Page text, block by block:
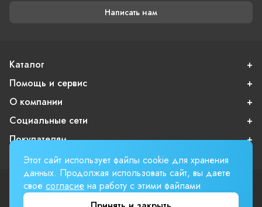
Написать нам
Каталог
Помощь и сервис
О компании
Социальные сети
Покупателям
Пользовательское соглашение
Публичная оферта
Этот сайт использует файлы cookie для хранения
данных. Продолжая использовать сайт, вы даете
свое согласие на работу с этими файлами